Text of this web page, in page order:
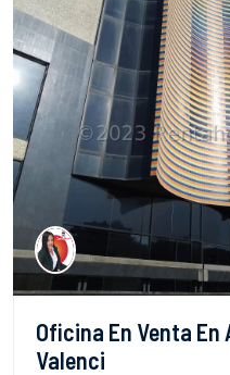
Oficina En Venta En
Valenci